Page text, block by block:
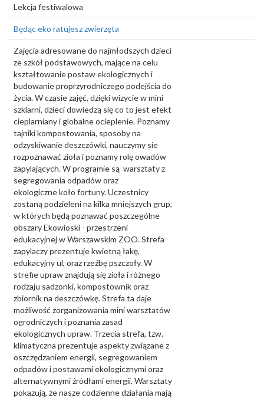
Lekcja festiwalowa
Będąc eko ratujesz zwierzęta
Zajęcia adresowane do najmłodszych dzieci
ze szkół podstawowych, mające na celu
kształtowanie postaw ekologicznych i
budowanie proprzyrodniczego podejścia do
życia. W czasie zajęć, dzięki wizycie w mini
szklarni, dzieci dowiedzą się co to jest efekt
cieplarniany i globalne ocieplenie. Poznamy
tajniki kompostowania, sposoby na
odzyskiwanie deszczówki, nauczymy sie
rozpoznawać zioła i poznamy rolę owadów
zapylających. W programie są warsztaty z
segregowania odpadów oraz
ekologiczne koło fortuny. Uczestnicy
zostaną podzieleni na kilka mniejszych grup,
w których będą poznawać poszczególne
obszary Ekowioski - przestrzeni
edukacyjnej w Warszawskim ZOO. Strefa
zapylaczy prezentuje kwietną łakę,
edukacyjny ul, oraz rzeźbę pszczoły. W
strefie upraw znajdują się zioła i różnego
rodzaju sadzonki, kompostownik oraz
zbiornik na deszczówkę. Strefa ta daje
możliwość zorganizowania mini warsztatów
ogrodniczych i poznania zasad
ekologicznych upraw. Trzecia strefa, tzw.
klimatyczna prezentuje aspekty związane z
oszczędzaniem energii, segregowaniem
odpadów i postawami ekologicznymi oraz
alternatywnymi źródłami energii. Warsztaty
pokazują, że nasze codzienne działania mają